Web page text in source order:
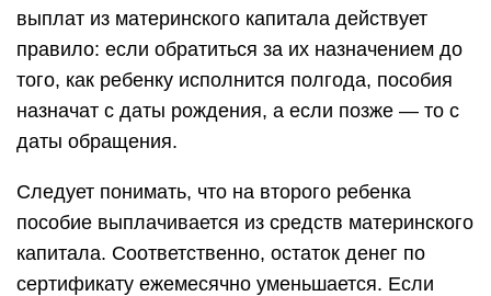
выплат из материнского капитала действует
правило: если обратиться за их назначением до
того, как ребенку исполнится полгода, пособия
назначат с даты рождения, а если позже — то с
даты обращения.
Следует понимать, что на второго ребенка
пособие выплачивается из средств материнского
капитала. Соответственно, остаток денег по
сертификату ежемесячно уменьшается. Если